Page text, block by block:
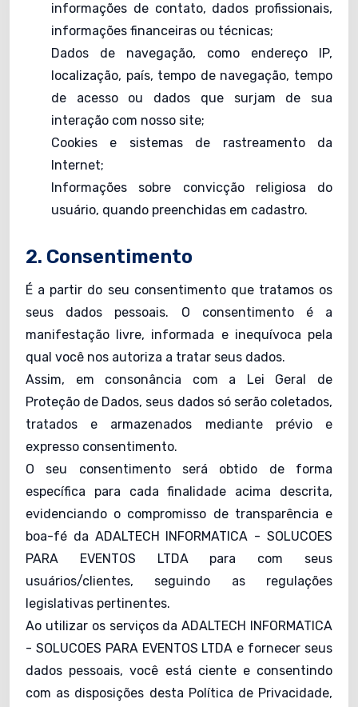
informações de contato, dados profissionais,
informações financeiras ou técnicas;
Dados de navegação, como endereço IP,
localização, país, tempo de navegação, tempo
de acesso ou dados que surjam de sua
interação com nosso site;
Cookies e sistemas de rastreamento da
Internet;
Informações sobre convicção religiosa do
usuário, quando preenchidas em cadastro.
2. Consentimento
É a partir do seu consentimento que tratamos os
seus dados pessoais. O consentimento é a
manifestação livre, informada e inequívoca pela
qual você nos autoriza a tratar seus dados.
Assim, em consonância com a Lei Geral de
Proteção de Dados, seus dados só serão coletados,
tratados e armazenados mediante prévio e
expresso consentimento.
O seu consentimento será obtido de forma
específica para cada finalidade acima descrita,
evidenciando o compromisso de transparência e
boa-fé da ADALTECH INFORMATICA - SOLUCOES
PARA EVENTOS LTDA para com seus
usuários/clientes, seguindo as regulações
legislativas pertinentes.
Ao utilizar os serviços da ADALTECH INFORMATICA
- SOLUCOES PARA EVENTOS LTDA e fornecer seus
dados pessoais, você está ciente e consentindo
com as disposições desta Política de Privacidade,